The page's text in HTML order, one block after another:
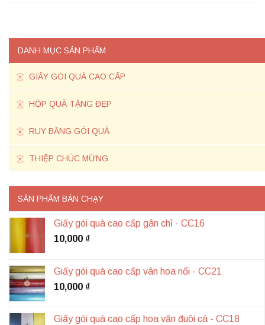
DANH MỤC SẢN PHẨM
GIẤY GÓI QUÀ CAO CẤP
HỘP QUÀ TẶNG ĐẸP
RUY BĂNG GÓI QUÀ
THIỆP CHÚC MỪNG
SẢN PHẨM BÁN CHẠY
Giấy gói quà cao cấp gân chỉ - CC16
10,000 ₫
Giấy gói quà cao cấp vân hoa nổi - CC21
10,000 ₫
Giấy gói quà cao cấp hoa văn đuôi cá - CC18